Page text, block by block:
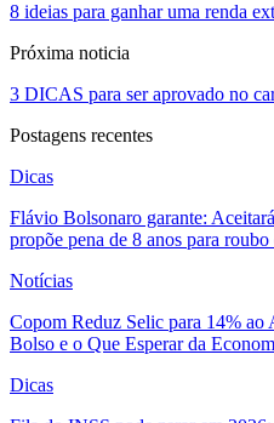
8 ideias para ganhar uma renda
Próxima noticia
3 DICAS para ser aprovado no
Postagens recentes
Dicas
Flávio Bolsonaro garante:
propõe pena de 8 anos para
Notícias
Copom Reduz Selic para 14% ao
Bolso e o Que Esperar da
Dicas